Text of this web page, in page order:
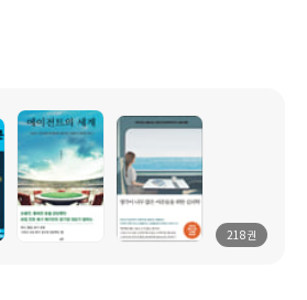
218권